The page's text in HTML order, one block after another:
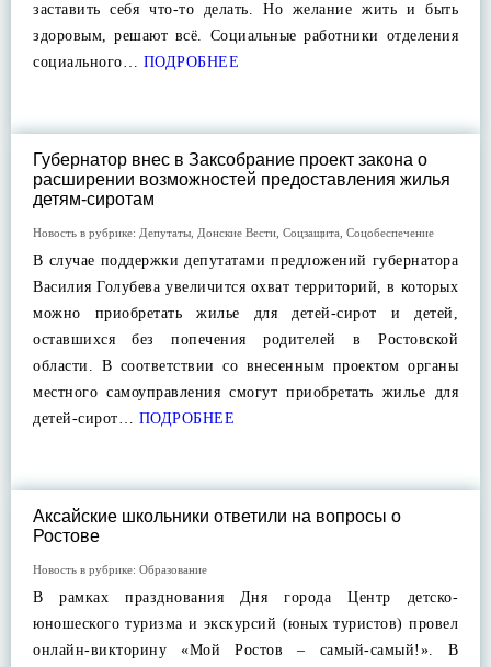
заставить себя что-то делать. Но желание жить и быть
здоровым, решают всё. Социальные работники отделения
социального… ПОДРОБНЕЕ
Губернатор внес в Заксобрание проект закона о
расширении возможностей предоставления жилья
детям-сиротам
Новость в рубрике: Депутаты Донские Вести Соцзащита Соцобеспечение
В случае поддержки депутатами предложений губернатора
Василия Голубева увеличится охват территорий, в которых
можно приобретать жилье для детей-сирот и детей,
оставшихся без попечения родителей в Ростовской
области. В соответствии со внесенным проектом органы
местного самоуправления смогут приобретать жилье для
детей-сирот… ПОДРОБНЕЕ
Аксайские школьники ответили на вопросы о
Ростове
Новость в рубрике: Образование
В рамках празднования Дня города Центр детско-
юношеского туризма и экскурсий (юных туристов) провел
онлайн-викторину «Мой Ростов – самый-самый!». В